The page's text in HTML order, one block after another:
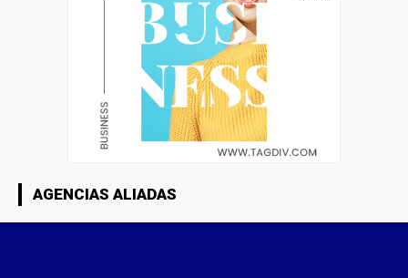
AGENCIAS ALIADAS